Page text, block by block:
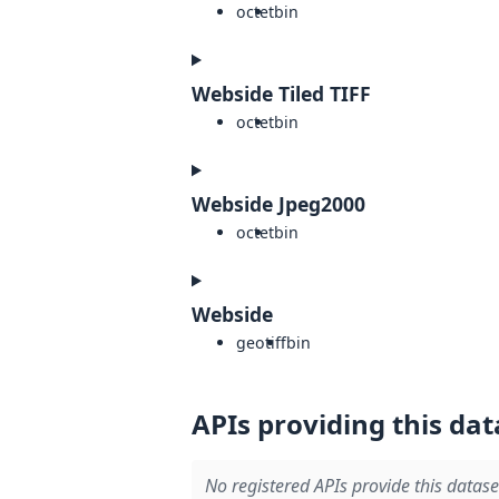
octetbin
Webside Tiled TIFF
octetbin
Webside Jpeg2000
octetbin
Webside
geotiffbin
APIs providing this
No registered APIs provide this